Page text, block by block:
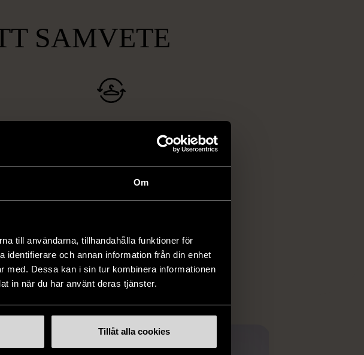
Om
till användarna, tillhandahålla funktioner för
och annan information från din enhet
med. Dessa kan i sin tur kombinera informationen
in när du har använt deras tjänster.
Tillåt alla cookies
SAMVETE
hand
Unika och prisvärda
Vi erbjuder ett brett utbud av
varor, allt från kläder och möbler
inte finns i vanliga butiker.
om denna